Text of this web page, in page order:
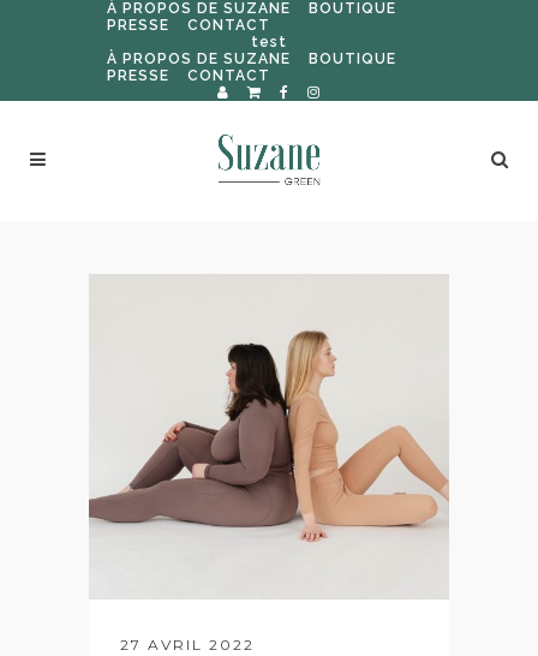
À PROPOS DE SUZANE
BOUTIQUE
PRESSE
CONTACT
test
À PROPOS DE SUZANE
BOUTIQUE
PRESSE
CONTACT
27 AVRIL 2022